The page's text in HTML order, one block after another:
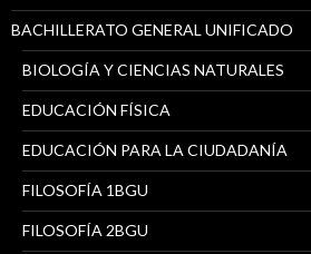
BACHILLERATO GENERAL UNIFICADO
BIOLOGÍA Y CIENCIAS NATURALES
EDUCACIÓN FÍSICA
EDUCACIÓN PARA LA CIUDADANÍA
FILOSOFÍA 1BGU
FILOSOFÍA 2BGU